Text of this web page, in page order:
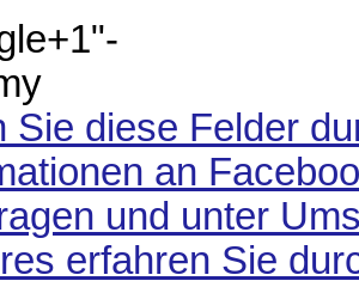
Sie diese Felder
an
und unter
erfahren Sie